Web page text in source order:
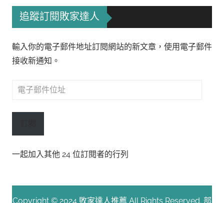
追蹤訂閱敗家達人
輸入你的電子郵件地址訂閱網站的新文章，使用電子郵件
接收新通知。
電
郵
址
一起加入其他 24 位訂閱者的行列
Copyright © 2024 敗家達人推薦 All Rights Reserved. 部